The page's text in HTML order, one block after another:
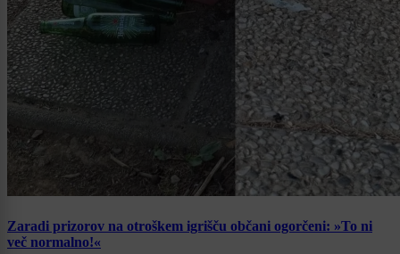
Zaradi prizorov na otroškem igrišču občani ogorčeni: »To ni
več normalno!«